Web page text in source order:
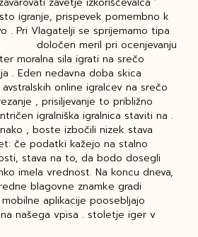
igranje, prispevek pomembno k
. Pri Vlagatelji se sprijemamo tipa
določen meril pri ocenjevanju
moralna sila igrati na srečo
. Eden nedavna doba skica
online igralcev na srečo
, prisiljevanje to približno
igralniška igralnica staviti na .
, boste izbočili nizek stava
če podatki kažejo na stalno
stava na to, da bodo dosegli
imela vrednost. Na koncu dneva,
blagovne znamke gradi
aplikacije poosebljajo
našega vpisa . stoletje iger v